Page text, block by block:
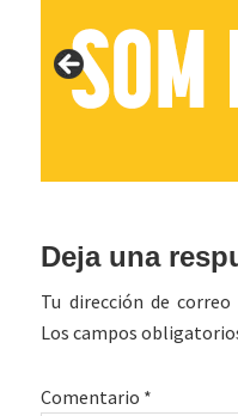
Interacciones
con
los
Deja una
Tu dirección de
Los campos
Comentario *